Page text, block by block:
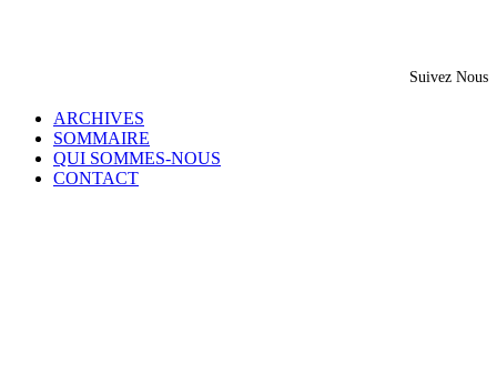
Suivez Nous
ARCHIVES
SOMMAIRE
QUI SOMMES-NOUS
CONTACT